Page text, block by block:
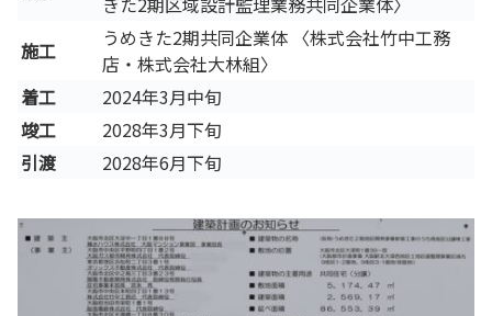
施工
うめきた2期共同企業体 〈株式会社竹中工務
店・株式会社大林組〉
着工
2024年3月中旬
竣工
2028年3月下旬
引渡
2028年6月下旬